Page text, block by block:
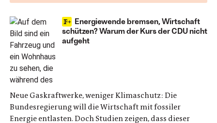
Energiewende bremsen, Wirtschaft
schützen? Warum der Kurs der CDU nicht
aufgeht
Neue Gaskraftwerke, weniger Klimaschutz: Die
Bundesregierung will die Wirtschaft mit fossiler
Energie entlasten. Doch Studien zeigen, dass dieser